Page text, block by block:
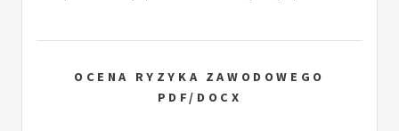
OCENA RYZYKA ZAWODOWEGO
PDF/DOCX